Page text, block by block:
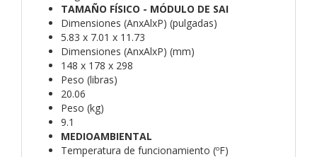
TAMAÑO FÍSICO - MÓDULO DE SAI
Dimensiones (AnxAlxP) (pulgadas)
5.83 x 7.01 x 11.73
Dimensiones (AnxAlxP) (mm)
148 x 178 x 298
Peso (libras)
20.06
Peso (kg)
9.1
MEDIOAMBIENTAL
Temperatura de funcionamiento (ºF)